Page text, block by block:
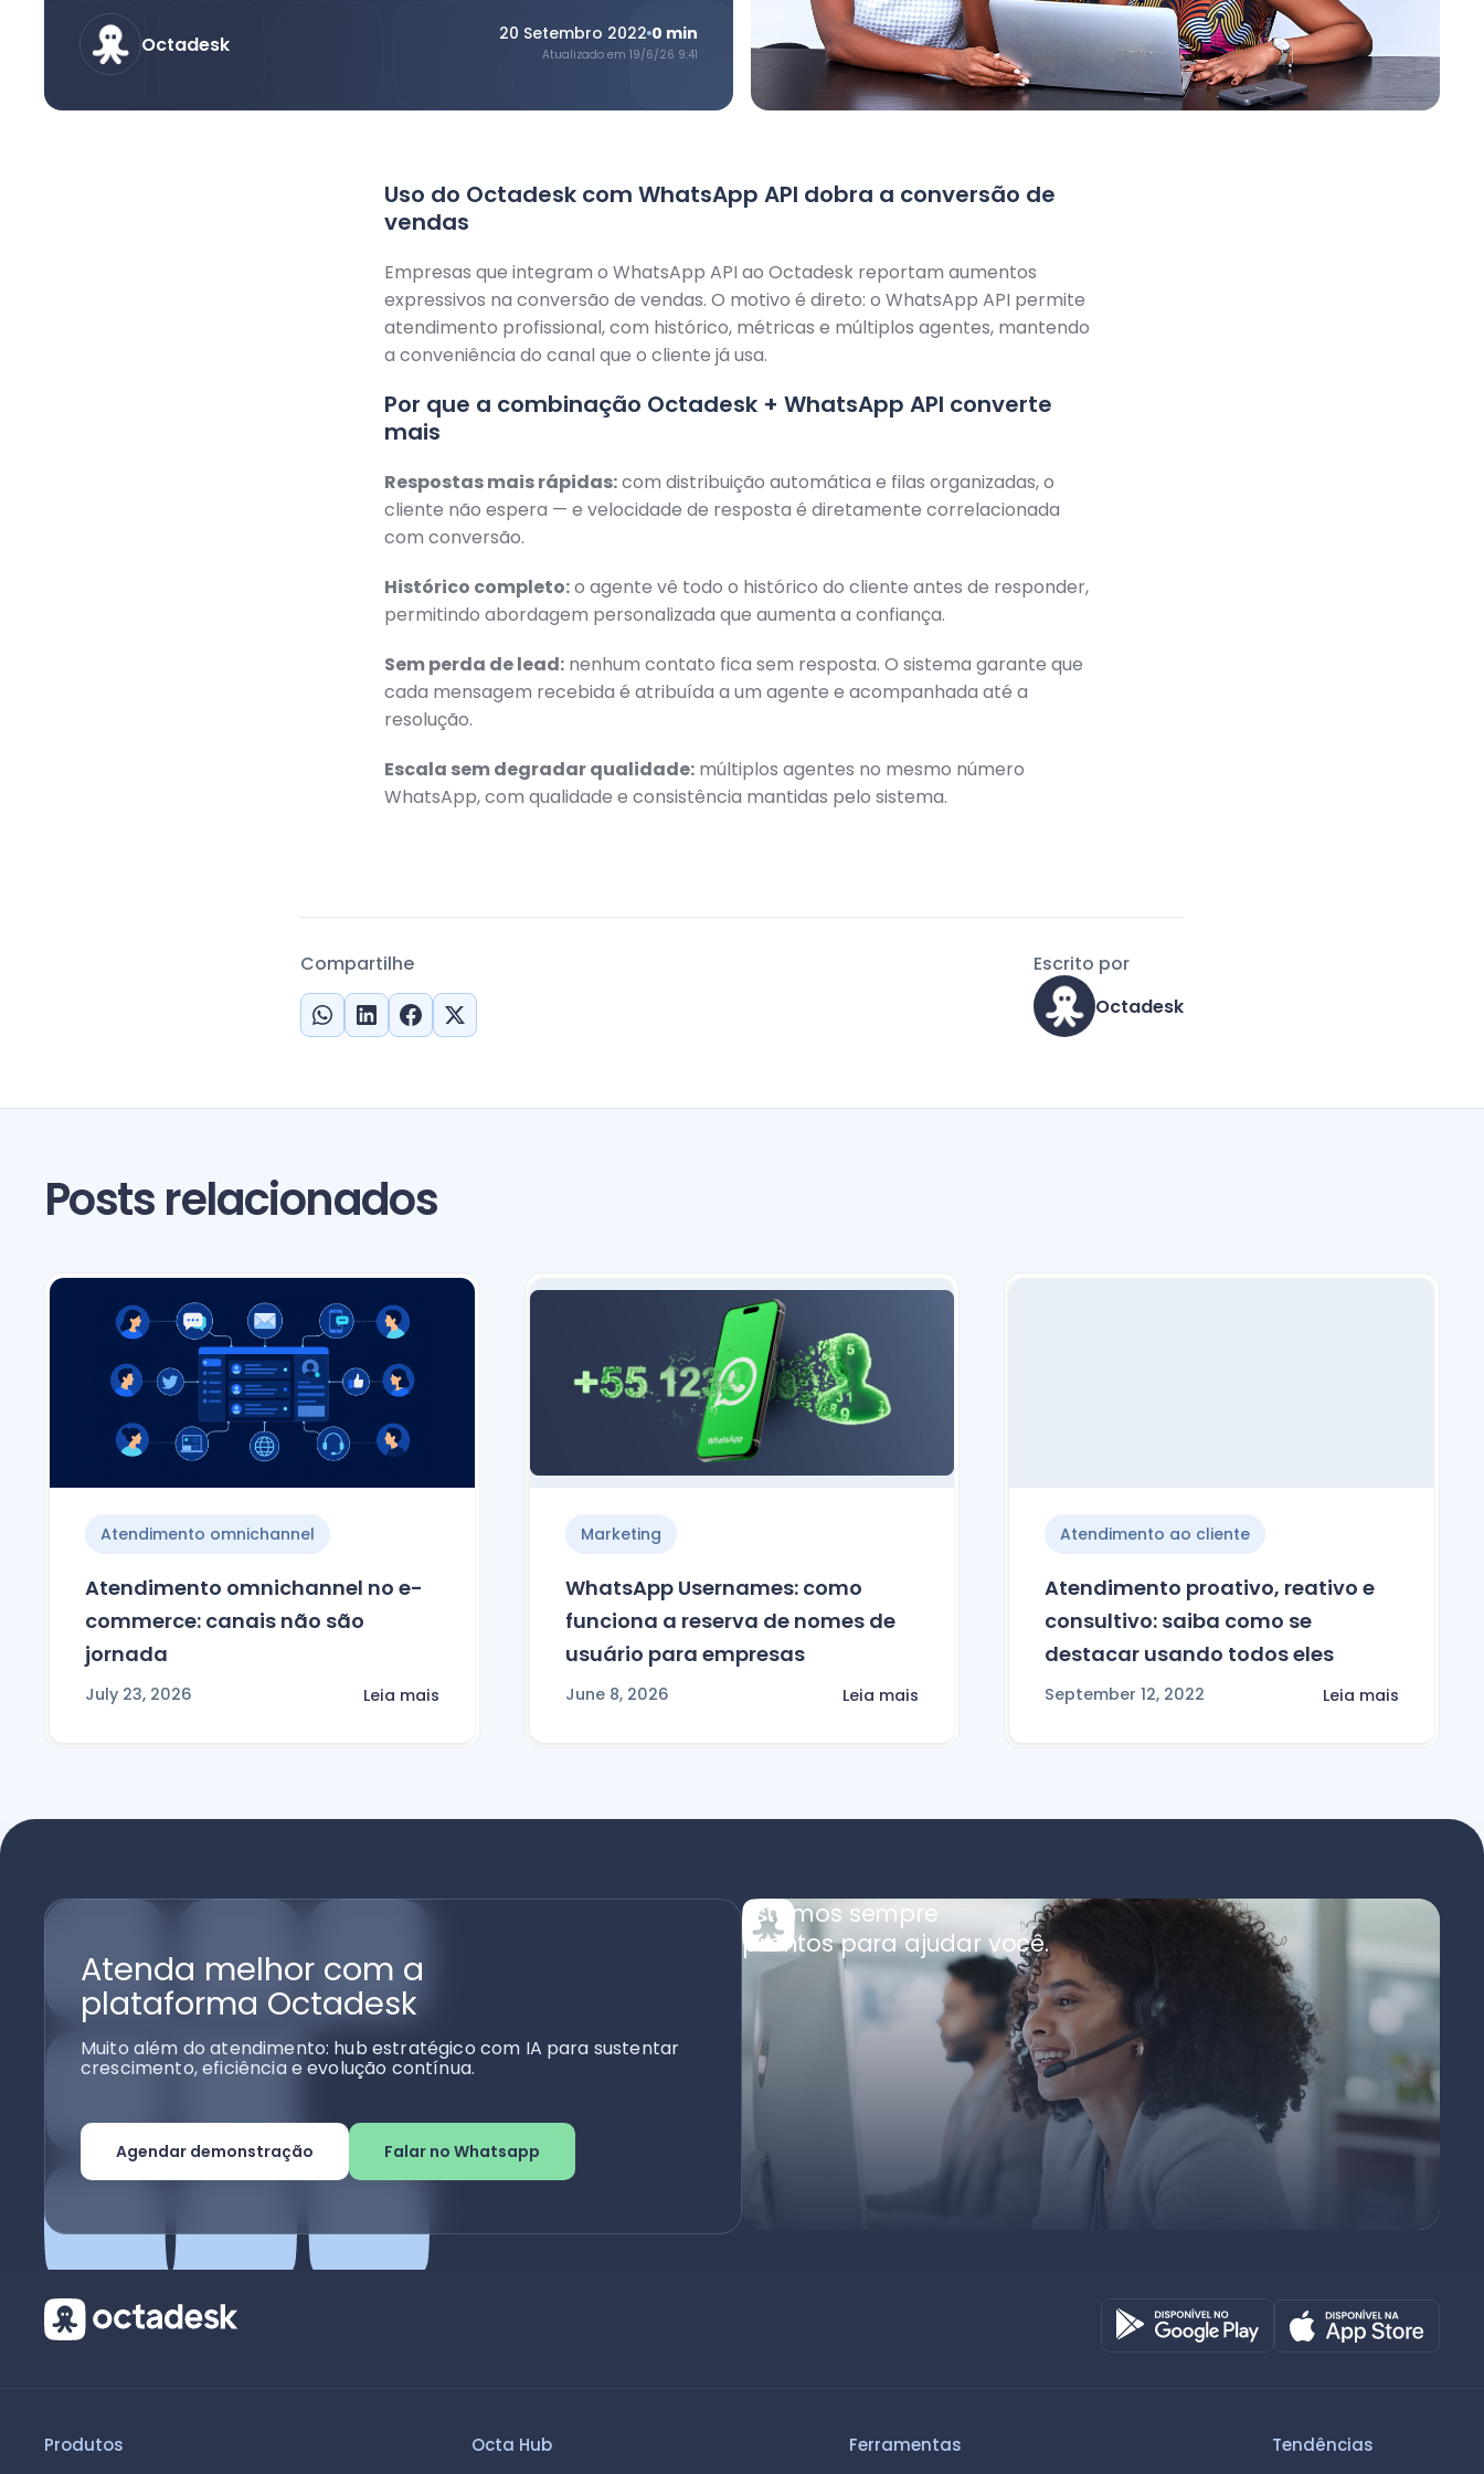
Octadesk 20 Setembro 2022 0 min
Atualizado em 19/6/26 9:41
Uso do Octadesk com WhatsApp API dobra a conversão de
vendas
Empresas que integram o WhatsApp API ao Octadesk reportam aumentos
expressivos na conversão de vendas. O motivo é direto: o WhatsApp API permite
atendimento profissional, com histórico, métricas e múltiplos agentes, mantendo
a conveniência do canal que o cliente já usa.
Por que a combinação Octadesk + WhatsApp API converte
mais
Respostas mais rápidas:com distribuição automática e filas organizadas, o
cliente não espera — e velocidade de resposta é diretamente correlacionada
com conversão.
Histórico completo:o agente vê todo o histórico do cliente antes de responder,
permitindo abordagem personalizada que aumenta a confiança.
Sem perda de lead: nenhum contato fica sem resposta. O sistema garante que
cada mensagem recebida é atribuída a um agente e acompanhada até a
resolução.
Escala sem degradar qualidade: múltiplos agentes no mesmo número
WhatsApp, com qualidade e consistência mantidas pelo sistema.
Compartilhe
Escrito por
Octadesk
Posts relacionados
Atendimento omnichannel
Atendimento omnichannel no e-
commerce: canais não são
jornada
July 23, 2026 Leia mais
Marketing
WhatsApp Usernames: como
funciona a reserva de nomes de
usuário para empresas
June 8, 2026 Leia mais
Atendimento ao cliente
Atendimento proativo, reativo e
consultivo: saiba como se
destacar usando todos eles
September 12, 2022 Leia mais
Atenda melhor com a
plataforma Octadesk
Muito além do atendimento: hub estratégico com IA para sustentar
crescimento, eficiência e evolução contínua.
Agendar demonstração Falar no Whatsapp
Estamos sempre
prontos para ajudar você.
Produtos Octa Hub Ferramentas Tendências
Octadesk
Online agora